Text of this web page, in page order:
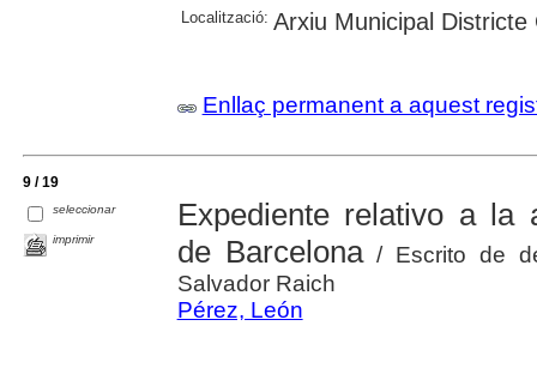
Localització: Arxiu Municipal Districte
Enllaç permanent a aquest
9 / 19
seleccionar
imprimir
Expediente relativo a la
de Barcelona/ Escrito de
Salvador Raich
Pérez, León